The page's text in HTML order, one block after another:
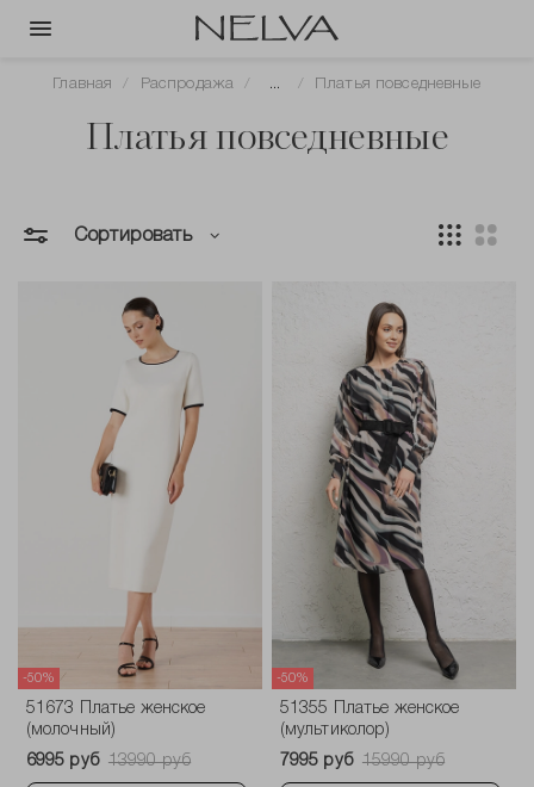
Главная Распродажа ... Платья повседневные
Платья повседневные
Сортировать
-50%
51673 Платье женское
(молочный)
6995 руб
13990 руб
-50%
51355 Платье женское
(мультиколор)
7995 руб
15990 руб